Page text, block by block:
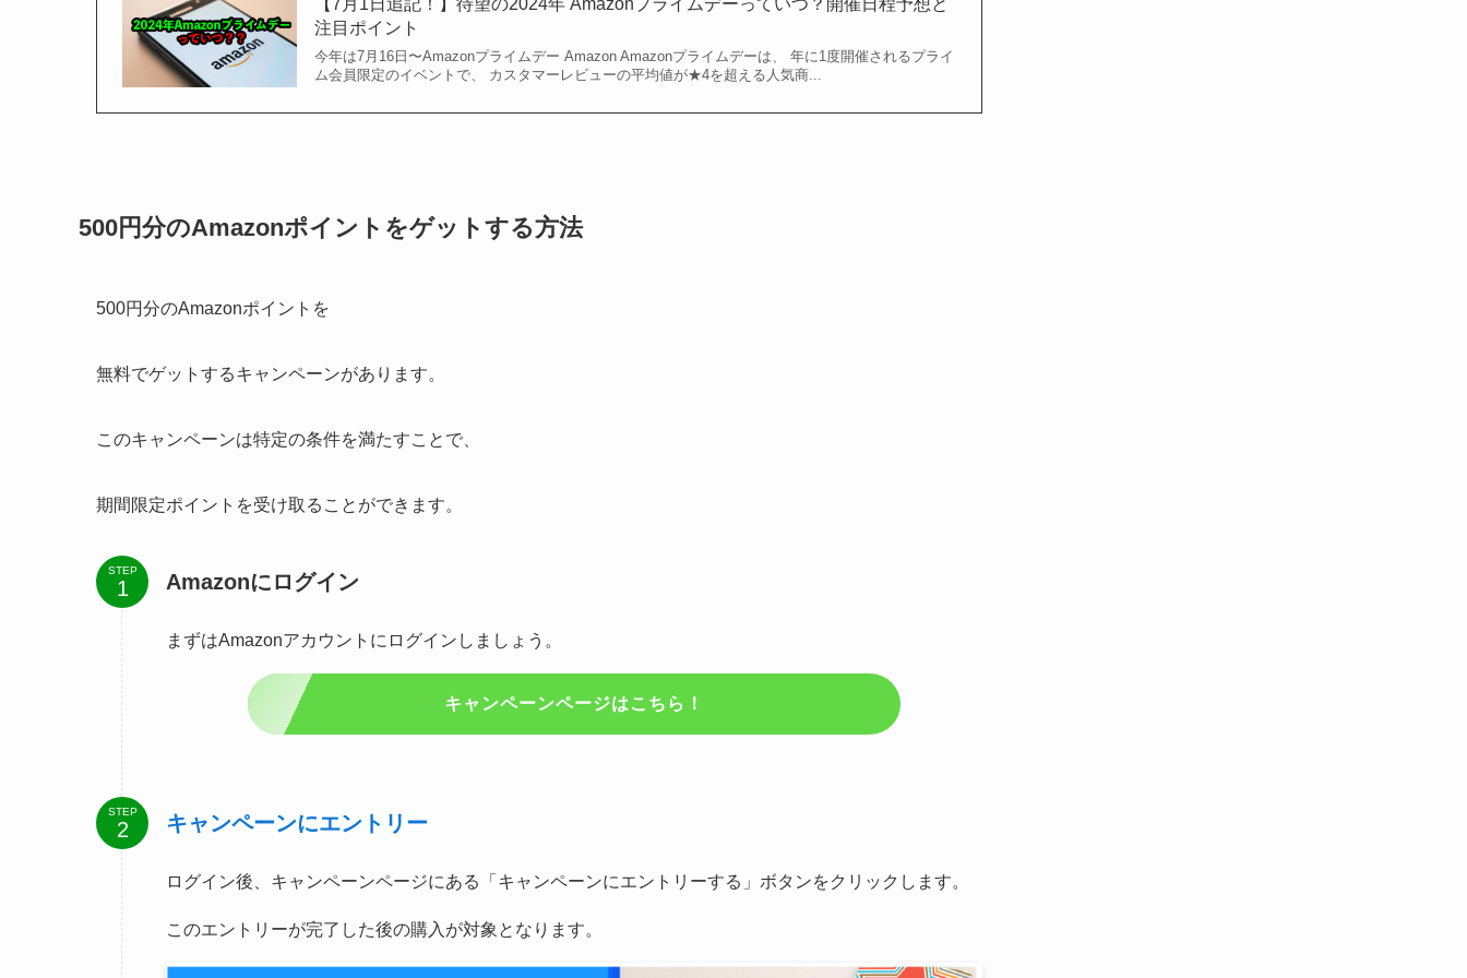
注目ポイント
今年は7月16日〜Amazonプライムデー Amazon Amazonプライムデーは、 年に1度開催されるプライ
ム会員限定のイベントで、 カスタマーレビューの平均値が★4を超える人気商...
500円分のAmazonポイントをゲットする方法
500円分のAmazonポイントを
無料でゲットするキャンペーンがあります。
このキャンペーンは特定の条件を満たすことで、
期間限定ポイントを受け取ることができます。
STEP Amazonにログイン
まずはAmazonアカウントにログインしましょう。
キャンペーンページはこちら！
STEP キャンペーンにエントリー
ログイン後、キャンペーンページにある「キャンペーンにエントリーする」ボタンをクリックします。
このエントリーが完了した後の購入が対象となります。